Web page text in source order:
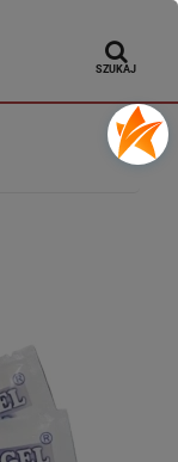
SZUKAJ